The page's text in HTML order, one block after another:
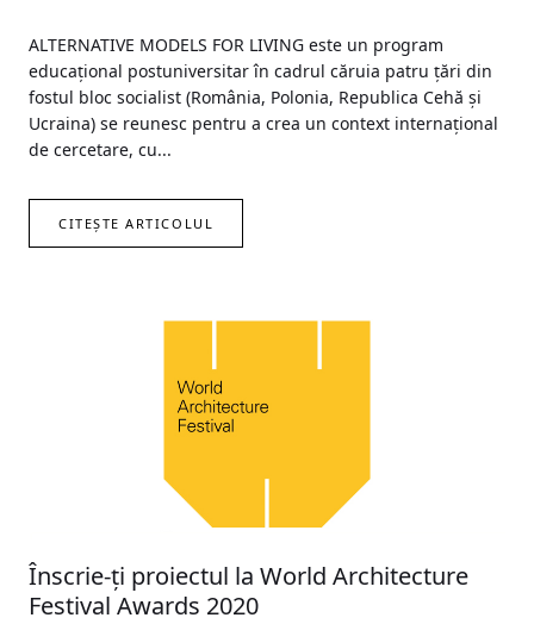
ALTERNATIVE MODELS FOR LIVING este un program
educațional postuniversitar în cadrul căruia patru țări din
fostul bloc socialist (România, Polonia, Republica Cehă și
Ucraina) se reunesc pentru a crea un context internațional
de cercetare, cu...
CITEȘTE ARTICOLUL
Înscrie-ți proiectul la World Architecture
Festival Awards 2020